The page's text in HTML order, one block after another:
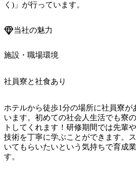
く)」が行っています。
当社の魅力
施設・職場環境
社員寮と社食あり
ホテルから徒歩1分の場所に社員寮が
います。初めての社会人生活でも寮
トしてくれます！研修期間では先輩
技術を丁寧に学ぶことができます。
いてもらいたいという気持ちで育成
す。